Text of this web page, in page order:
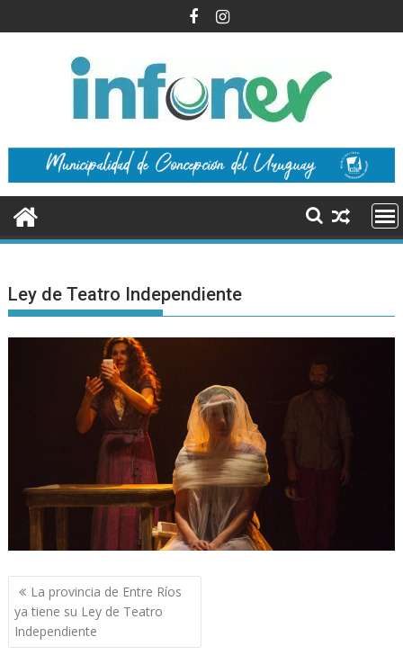
al
Ley de Teatro Independiente
Navegación
de
entradas
La provincia de Entre Ríos
ya tiene su Ley de Teatro
Independiente